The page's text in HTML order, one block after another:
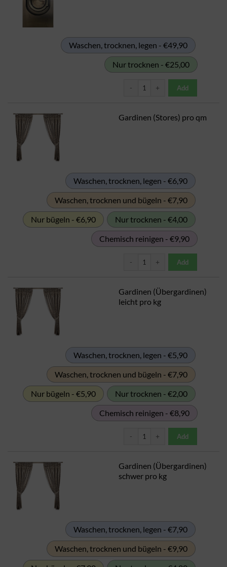
Waschen, trocknen, legen - €49,90
Nur trocknen - €25,00
Add
Gardinen (Stores) pro qm
Waschen, trocknen, legen - €6,90
Waschen, trocknen und bügeln - €7,90
Nur bügeln - €6,90
Nur trocknen - €4,00
Chemisch reinigen - €9,90
Add
Gardinen (Übergardinen)
leicht pro kg
Waschen, trocknen, legen - €5,90
Waschen, trocknen und bügeln - €7,90
Nur bügeln - €5,90
Nur trocknen - €2,00
Chemisch reinigen - €8,90
Add
Gardinen (Übergardinen)
schwer pro kg
Waschen, trocknen, legen - €7,90
Waschen, trocknen und bügeln - €9,90